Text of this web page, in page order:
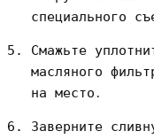
специального
Смажьте
масляного
на место․
Заверните